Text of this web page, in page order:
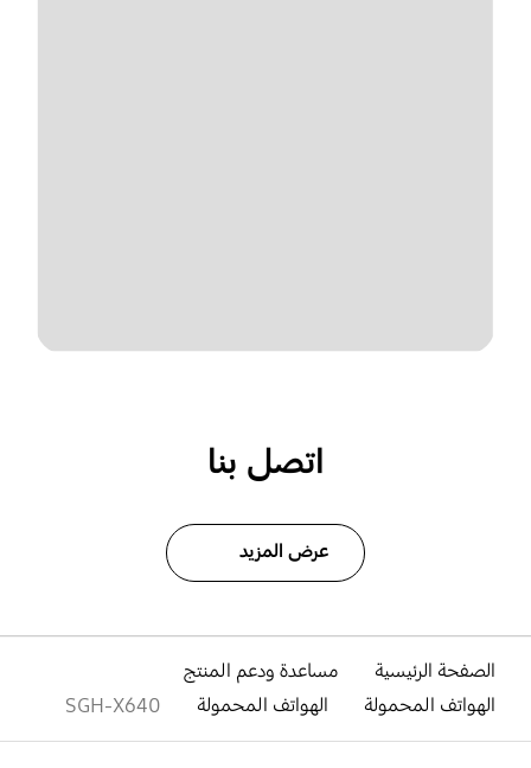
اتصل بنا
عرض المزيد
الصفحة الرئيسية
مساعدة ودعم المنتج
الهواتف المحمولة
الهواتف المحمولة SGH-X640